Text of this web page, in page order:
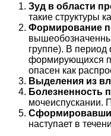
Зуд в области
такие структуры
Формирование
группе). В период
формирующихся
опасен как
Выделения из
Болезненность
мочеиспускании.
наступает в